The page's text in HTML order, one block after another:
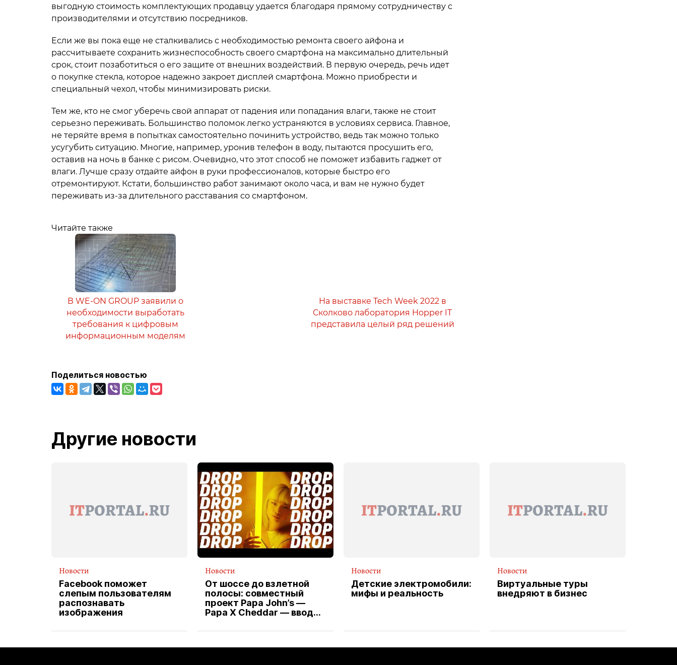
выгодную стоимость комплектующих продавцу удается благодаря прямому сотрудничеству с
производителями и отсутствию посредников.
Если же вы пока еще не сталкивались с необходимостью ремонта своего айфона и
рассчитываете сохранить жизнеспособность своего смартфона на максимально длительный
срок, стоит позаботиться о его защите от внешних воздействий. В первую очередь, речь идет
о покупке стекла, которое надежно закроет дисплей смартфона. Можно приобрести и
специальный чехол, чтобы минимизировать риски.
Тем же, кто не смог уберечь свой аппарат от падения или попадания влаги, также не стоит
серьезно переживать. Большинство поломок легко устраняются в условиях сервиса. Главное,
не теряйте время в попытках самостоятельно починить устройство, ведь так можно только
усугубить ситуацию. Многие, например, уронив телефон в воду, пытаются просушить его,
оставив на ночь в банке с рисом. Очевидно, что этот способ не поможет избавить гаджет от
влаги. Лучше сразу отдайте айфон в руки профессионалов, которые быстро его
отремонтируют. Кстати, большинство работ занимают около часа, и вам не нужно будет
переживать из-за длительного расставания со смартфоном.
Читайте также
В WE-ON GROUP заявили о
необходимости выработать
требования к цифровым
информационным моделям
На выставке Tech Week 2022 в
Сколково лаборатория Hopper IT
представила целый ряд решений
Поделиться новостью
Другие новости
Новости
Facebook поможет
слепым пользователям
распознавать
изображения
Новости
От шоссе до взлетной
полосы: совместный
проект Papa John’s —
Papa X Cheddar — вводит
водителя службы
Новости
Детские электромобили:
мифы и реальность
Новости
Виртуальные туры
внедряют в бизнес